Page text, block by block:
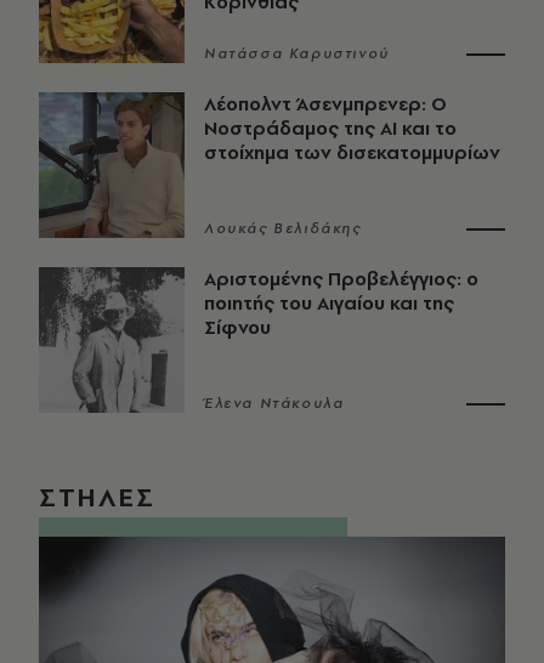
Νατάσσα Καρυστινού
Λέοπολντ Άσενμπρενερ: Ο
Νοστράδαμος της AI και το
στοίχημα των δισεκατομμυρίων
Λουκάς Βελιδάκης
Αριστομένης Προβελέγγιος: ο
ποιητής του Αιγαίου και της
Σίφνου
Έλενα Ντάκουλα
ΣΤΗΛΕΣ